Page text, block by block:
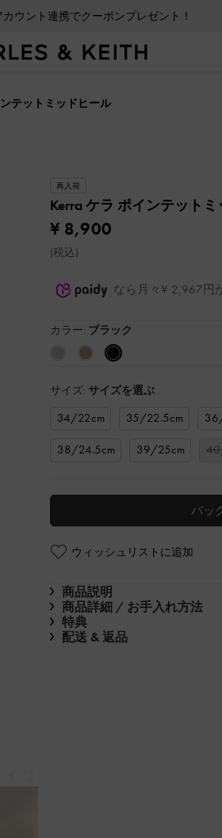
ウント連携でクーポンプレゼント！
テットミッドヒール
再入荷
Kerra ケラ ポインテット
¥ 8,900
(税込)
なら月々¥ 2,967円
カラー: ブラック
サイズ: サイズを選ぶ
34/22cm 35/22.5cm
38/24.5cm
39/25cm
バッ
ウィッシュリストに追加
商品説明
商品詳細 / お手入れ方法
特典
配送 & 返品